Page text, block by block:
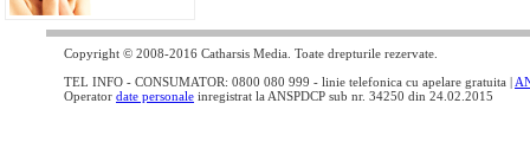
Copyright © 2008-2016 Catharsis Media. Toate drepturile rezervate.
TEL INFO - CONSUMATOR: 0800 080 999 - linie telefonica cu apelare gratuita |
Operator date personale inregistrat la ANSPDCP sub nr. 34250 din 24.02.2015